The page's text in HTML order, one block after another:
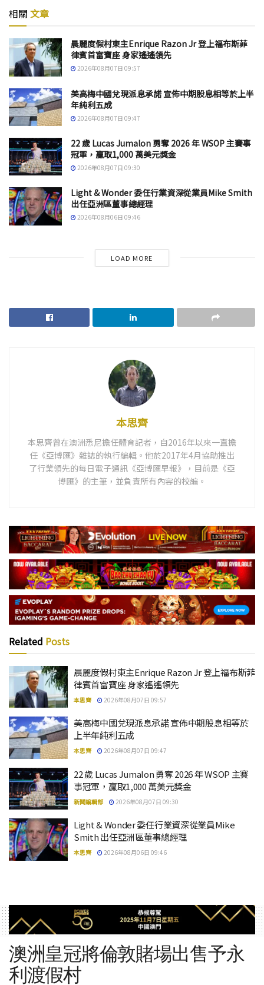
相關 文章
晨麗度假村東主Enrique Razon Jr 登上福布斯菲
律賓首富寶座 身家遙遙領先
2026年08月07日 09:57
美高梅中國兌現派息承諾 宣佈中期股息相等於上半
年純利五成
2026年08月07日 09:47
22 歲 Lucas Jumalon 勇奪 2026 年 WSOP 主賽事
冠軍，贏取1,000 萬美元獎金
2026年08月07日 09:30
Light & Wonder 委任行業資深從業員Mike Smith
出任亞洲區董事總經理
2026年08月06日 09:46
LOAD MORE
本思齊
本思齊曾在澳洲悉尼擔任體育記者，自2016年以來一直擔
任《亞博匯》雜誌的執行編輯。他於2017年4月協助推出
了行業領先的每日電子通訊《亞博匯早報》，目前是《亞
博匯》的主筆，並負責所有內容的校編。
Related Posts
晨麗度假村東主Enrique Razon Jr 登上福布斯菲
律賓首富寶座 身家遙遙領先
本思齊 2026年08月07日 09:57
美高梅中國兌現派息承諾 宣佈中期股息相等於
上半年純利五成
本思齊 2026年08月07日 09:47
22 歲 Lucas Jumalon 勇奪 2026 年 WSOP 主賽
事冠軍，贏取1,000 萬美元獎金
新聞編輯部 2026年08月07日 09:30
Light & Wonder 委任行業資深從業員Mike
Smith 出任亞洲區董事總經理
本思齊 2026年08月06日 09:46
澳洲皇冠將倫敦賭場出售予永
利渡假村